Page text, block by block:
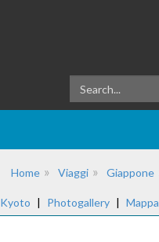
Home Viaggi Giappone
Kyoto | Photogallery | Mappa